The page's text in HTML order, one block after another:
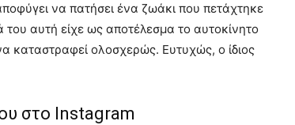
να πατήσει ένα ζωάκι που πετάχτηκε
του αυτή είχε ως αποτέλεσμα το αυτοκίνητο
καταστραφεί ολοσχερώς. Ευτυχώς, ο ίδιος
στο Instagram